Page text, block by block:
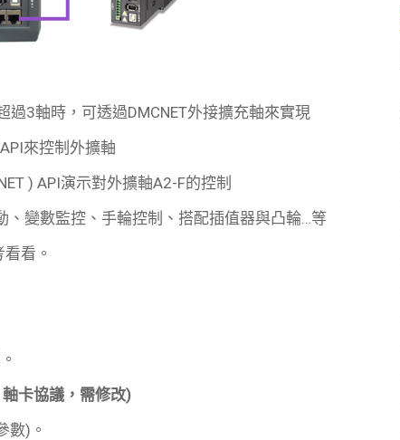
3軸時，可透過DMCNET外接擴充軸來實現
來控制外擴軸
) API演示對外擴軸A2-F的控制
、變數監控、手輪控制、搭配插值器與凸輪…等
看。
軸卡協議，需修改)
數)。